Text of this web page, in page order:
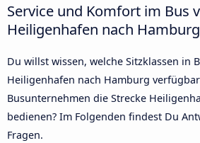
Service und Komfort im Bus
Heiligenhafen nach Hamburg
Du willst wissen, welche Sitzklassen in
Heiligenhafen nach Hamburg
Busunternehmen die Strecke
bedienen? Im Folgenden findest Du
Fragen.